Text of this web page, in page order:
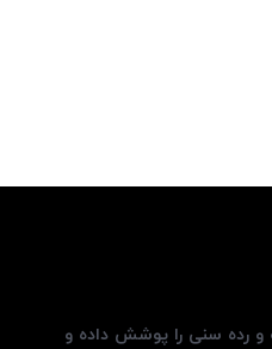
و رده سنی را پوشش داده و